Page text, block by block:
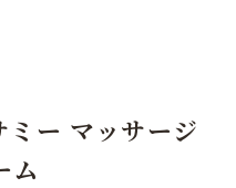
ミー マッサージ
ム